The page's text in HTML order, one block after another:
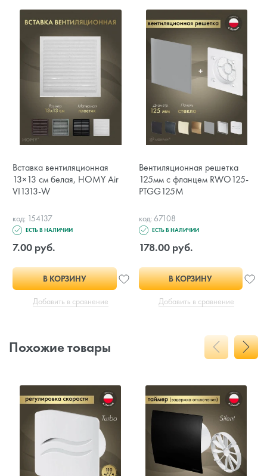
Вставка вентиляционная
13×13 см белая, HOMY Air
VI1313-W
код: 154137
ЕСТЬ В НАЛИЧИИ
7.00 руб.
В КОРЗИНУ
Добавить в сравнение
Вентиляционная решетка
125мм с фланцем RWO125-
PTGG125M
код: 67108
ЕСТЬ В НАЛИЧИИ
178.00 руб.
В КОРЗИНУ
Добавить в сравнение
Похожие товары